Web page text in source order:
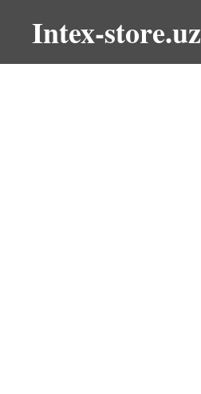
Intex-store.uz